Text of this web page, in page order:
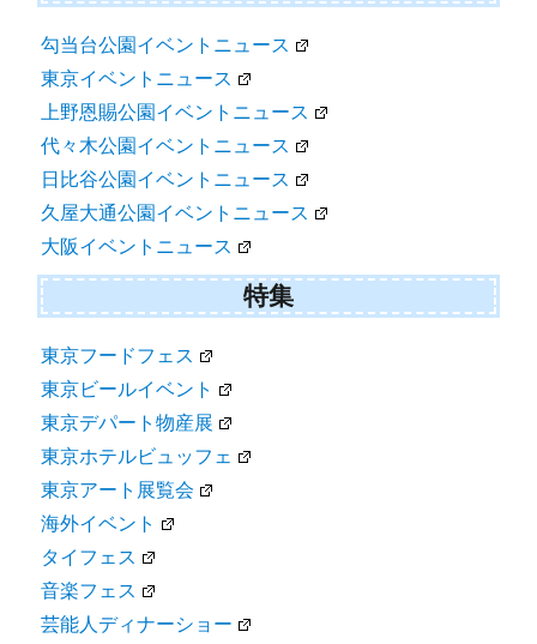
勾当台公園イベントニュース
東京イベントニュース
上野恩賜公園イベントニュース
代々木公園イベントニュース
日比谷公園イベントニュース
久屋大通公園イベントニュース
大阪イベントニュース
特集
東京フードフェス
東京ビールイベント
東京デパート物産展
東京ホテルビュッフェ
東京アート展覧会
海外イベント
タイフェス
音楽フェス
芸能人ディナーショー